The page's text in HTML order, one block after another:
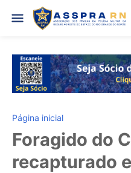
Página inicial
Foragido do
recapturado